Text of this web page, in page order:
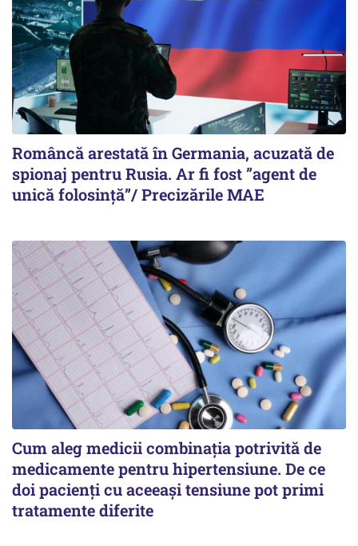
Româncă arestată în Germania, acuzată de
spionaj pentru Rusia. Ar fi fost ”agent de
unică folosință”/ Precizările MAE
Cum aleg medicii combinația potrivită de
medicamente pentru hipertensiune. De ce
doi pacienți cu aceeași tensiune pot primi
tratamente diferite